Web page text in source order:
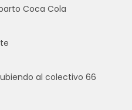
Coca Cola
al colectivo 66